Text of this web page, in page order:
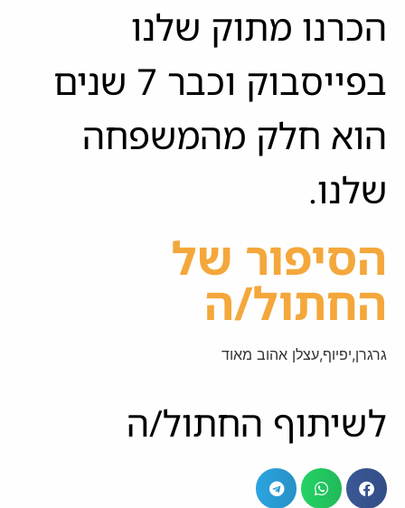
הכרנו מתוק שלנו
בפייסבוק וכבר 7 שנים
הוא חלק מהמשפחה
שלנו.
הסיפור של
החתול/ה
גרגרן,יפיוף,עצלן אהוב מאוד
לשיתוף החתול/ה